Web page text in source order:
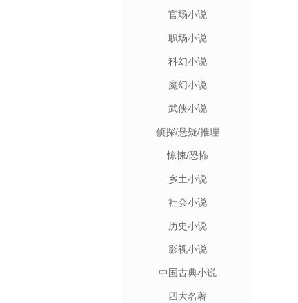
官场小说
职场小说
科幻小说
魔幻小说
武侠小说
侦探/悬疑/推理
惊悚/恐怖
乡土小说
社会小说
历史小说
影视小说
中国古典小说
四大名著